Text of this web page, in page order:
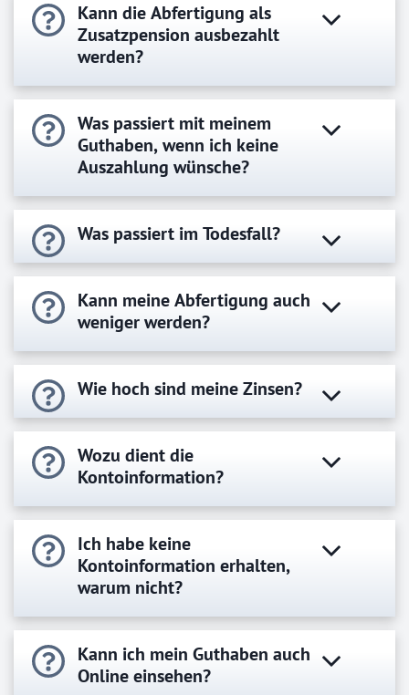
Kann die Abfertigung als
Zusatzpension ausbezahlt
werden?
Was passiert mit meinem
Guthaben, wenn ich keine
Auszahlung wünsche?
Was passiert im Todesfall?
Kann meine Abfertigung auch
weniger werden?
Wie hoch sind meine Zinsen?
Wozu dient die
Kontoinformation?
Ich habe keine
Kontoinformation erhalten,
warum nicht?
Kann ich mein Guthaben auch
Online einsehen?